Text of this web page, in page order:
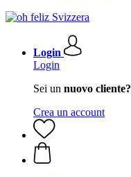
Login
Login
Sei un nuovo cliente?
Crea un account